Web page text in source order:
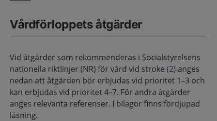
Vårdförloppets åtgärder
Vid åtgärder som rekommenderas i Socialstyrelsens
nationella riktlinjer (NR) för vård vid stroke (2) anges
nedan att åtgärden bör erbjudas vid prioritet 1–3 och
kan erbjudas vid prioritet 4–7. För andra åtgärder
anges relevanta referenser. I bilagor finns fördjupad
läsning.